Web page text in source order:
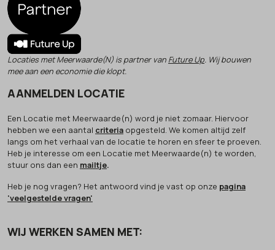
Locaties met Meerwaarde(N) is partner van Future Up. Wij bouwen
mee aan een economie die klopt.
AANMELDEN LOCATIE
Een Locatie met Meerwaarde(n) word je niet zomaar. Hiervoor
hebben we een aantal criteria opgesteld. We komen altijd zelf
langs om het verhaal van de locatie te horen en sfeer te proeven.
Heb je interesse om een Locatie met Meerwaarde(n) te worden,
stuur ons dan een mailtje.
Heb je nog vragen? Het antwoord vind je vast op onze pagina
'veelgestelde vragen'
WIJ WERKEN SAMEN MET: